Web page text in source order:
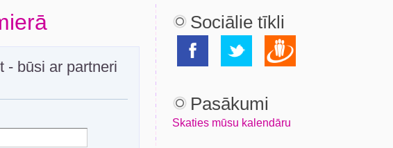
- būsi ar partneri
Sociālie tīkli
Pasākumi
Skaties mūsu kalendāru